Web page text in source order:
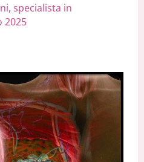
specialista in
2025